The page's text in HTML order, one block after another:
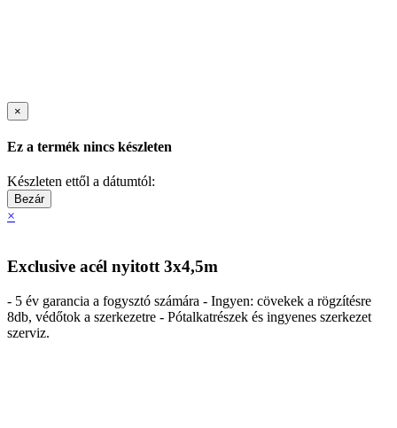
×
Ez a termék nincs készleten
Készleten ettől a dátumtól:
Bezár
×
Exclusive acél nyitott 3x4,5m
- 5 év garancia a fogysztó számára - Ingyen: cövekek a rögzítésre
8db, védőtok a szerkezetre - Pótalkatrészek és ingyenes szerkezet
szerviz.